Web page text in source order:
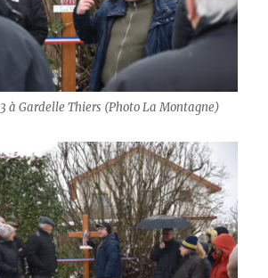
à Gardelle Thiers (Photo La Montagne)